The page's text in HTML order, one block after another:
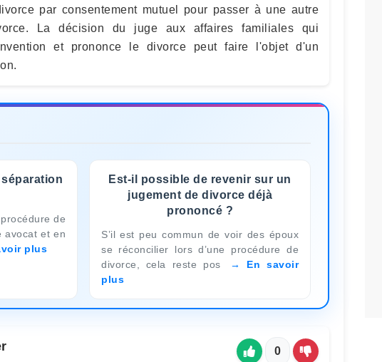
par consentement mutuel pour passer à une autre
La décision du juge aux affaires familiales qui
et prononce le divorce peut faire l'objet d'un
de
avocat et en
plus
Est-il possible de revenir sur un
jugement de divorce déjà
prononcé ?
S’il est peu commun de voir des époux
se réconcilier lors d’une procédure de
divorce, cela reste pos
En savoir
plus
0